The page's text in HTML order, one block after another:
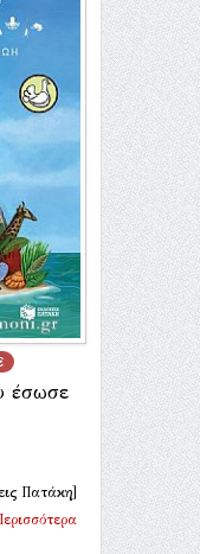
έσωσε
Πατάκη]